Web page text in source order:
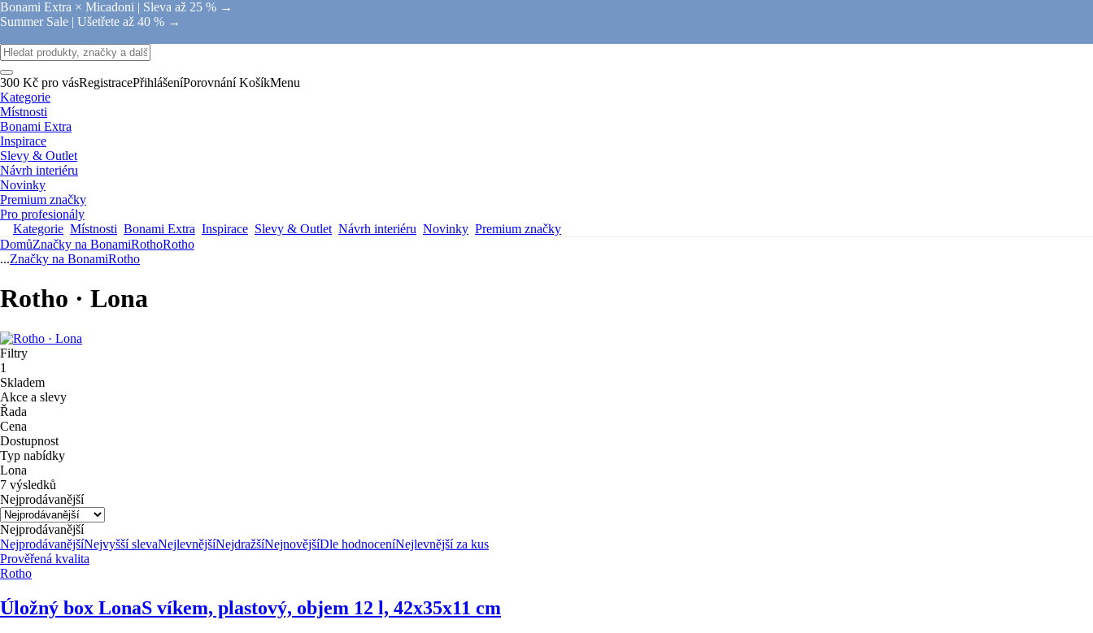
Bonami Extra × Micadoni | Sleva až 25 % →
Summer Sale | Ušetřete až 40 % →
300 Kč pro vásRegistracePřihlášeníPorovnání KošíkMenu
Kategorie
Místnosti
Bonami Extra
Inspirace
Slevy & Outlet
Návrh interiéru
Novinky
Premium značky
Pro profesionály
Kategorie Místnosti Bonami Extra Inspirace Slevy & Outlet Návrh interiéru Novinky Premium značky
DomůZnačky na BonamiRothoRotho
...Značky na BonamiRotho
Rotho · Lona
Filtry
1
Skladem
Akce a slevy
Řada
Cena
Dostupnost
Typ nabídky
Lona
7 výsledků
Nejprodávanější
Nejprodávanější
NejprodávanějšíNejvyšší slevaNejlevnějšíNejdražšíNejnovějšíDle hodnoceníNejlevnější za kus
Prověřená kvalita
Rotho
Úložný box LonaS víkem, plastový, objem 12 l, 42x35x11 cm